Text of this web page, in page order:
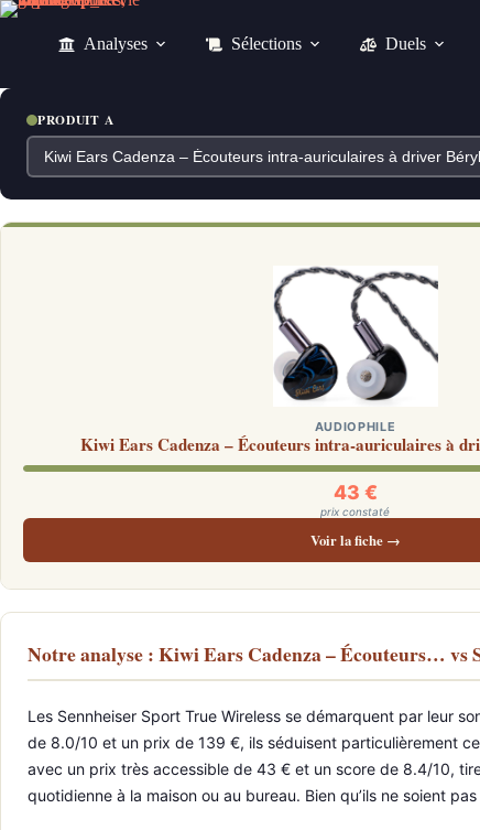
Passer
Analyses Sélections Duels
PRODUIT A
AUDIOPHILE
Kiwi Ears Cadenza – Écouteurs intra-auriculaires à
43 €
prix constaté
Voir la fiche →
Notre analyse : Kiwi Ears Cadenza – Écouteurs… vs
Les Sennheiser Sport True Wireless se démarquent par leur
de 8.0/10 et un prix de 139 €, ils séduisent particulièrement
avec un prix très accessible de 43 € et un score de 8.4/10,
quotidienne à la maison ou au bureau. Bien qu’ils ne soient